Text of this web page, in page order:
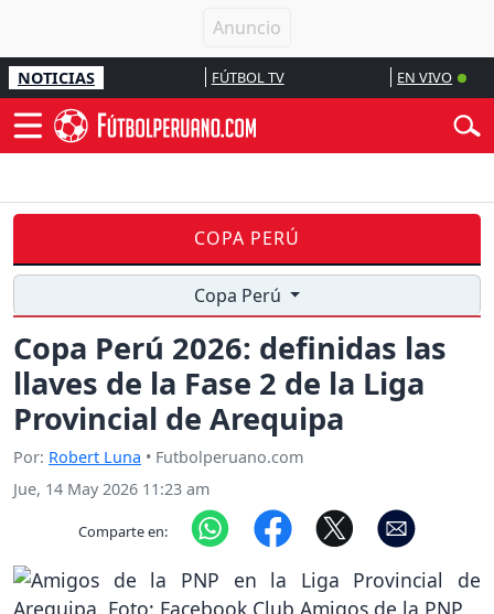
NOTICIAS FÚTBOL TV EN VIVO
COPA PERÚ
Copa Perú
Copa Perú 2026: definidas las
llaves de la Fase 2 de la Liga
Provincial de Arequipa
Por: Robert Luna • Futbolperuano.com
Jue, 14 May 2026 11:23 am
Comparte en: